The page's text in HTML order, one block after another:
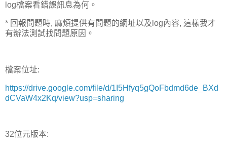
log檔案看錯誤訊息為何。
* 回報問題時, 麻煩提供有問題的網址以及log內容, 這樣我才
有辦法測試找問題原因。
檔案位址:
https://drive.google.com/file/d/1I5Hfyq5gQoFbdmd6de_BXd
dCVaW4x2Kq/view?usp=sharing
32位元版本: